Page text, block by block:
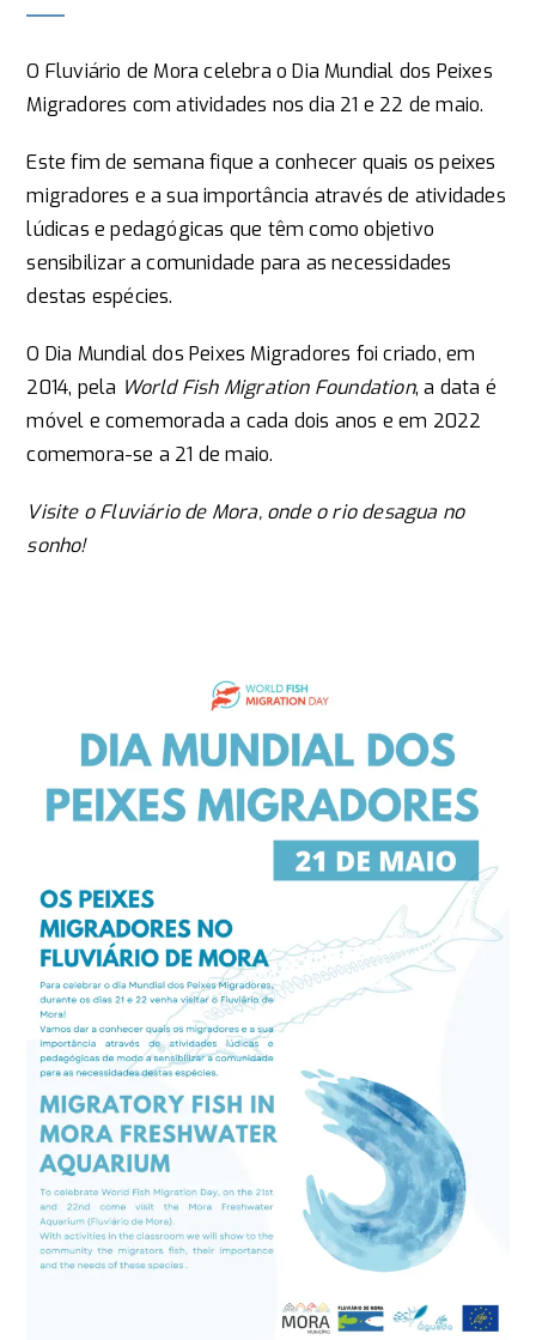
O Fluviário de Mora celebra o Dia Mundial dos Peixes
Migradores com atividades nos dia 21 e 22 de maio.
Este fim de semana fique a conhecer quais os peixes
migradores e a sua importância através de atividades
lúdicas e pedagógicas que têm como objetivo
sensibilizar a comunidade para as necessidades
destas espécies.
O Dia Mundial dos Peixes Migradores foi criado, em
2014, pela World Fish Migration Foundation, a data é
móvel e comemorada a cada dois anos e em 2022
comemora-se a 21 de maio.
Visite o Fluviário de Mora, onde o rio desagua no
sonho!